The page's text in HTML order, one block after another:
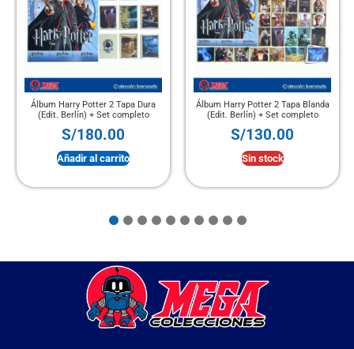
Potter 2 Tapa Dura
+ Set completo
Álbum Harry Potter 2 Tapa Blanda
(Edit. Berlín) + Set completo
Álbum Tapa
TCG